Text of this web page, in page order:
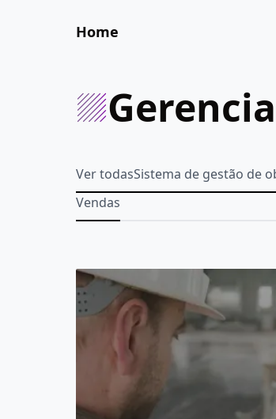
Home
Ver todas Sistema de gestão de
Vendas